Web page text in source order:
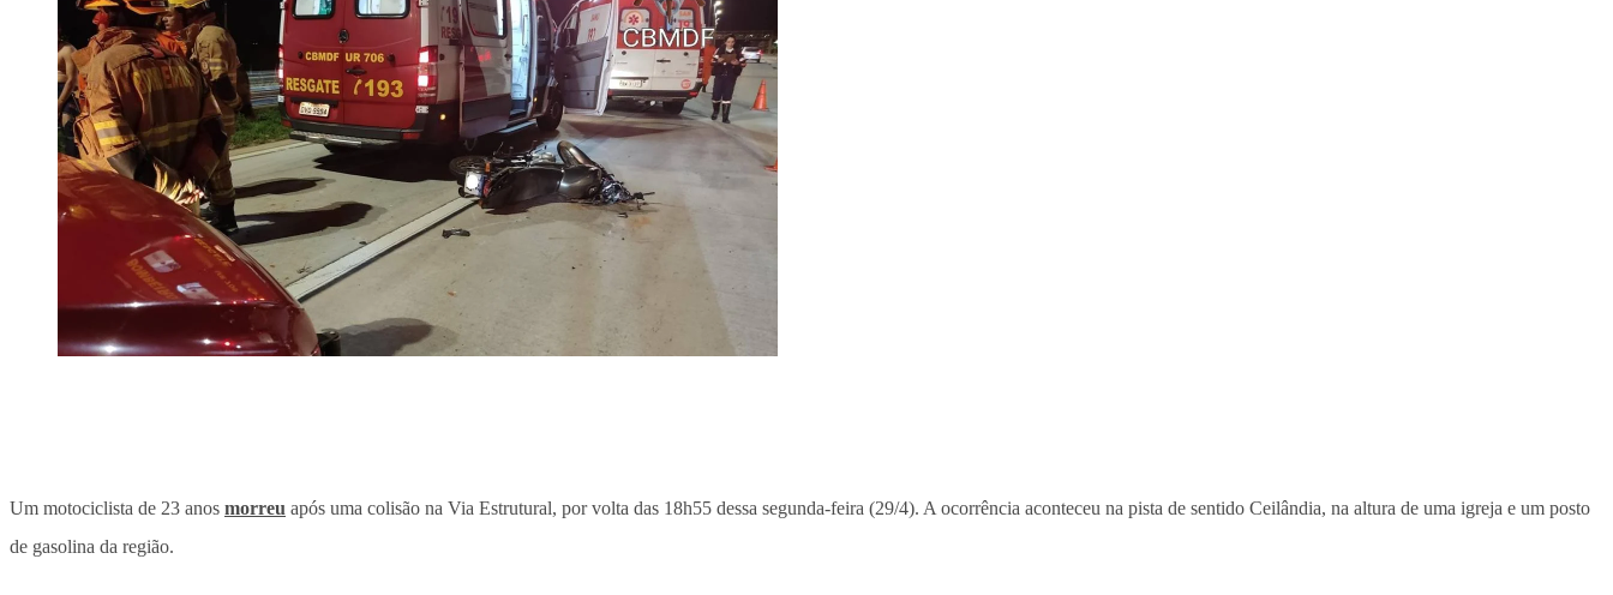
Um motociclista de 23 anos morreu após uma colisão na Via Estrutural, por volta das 18h55 dessa segunda-feira (29/4). A ocorrência aconteceu na pista de sentido Ceilândia, na altura de uma igreja e um posto
de gasolina da região.